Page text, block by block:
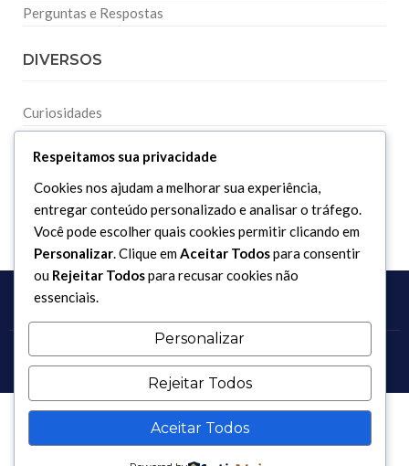
Perguntas e Respostas
DIVERSOS
Curiosidades
Downloads
Copyright 2017 - 2026 / Todos os direitos reservados.
Respeitamos sua privacidade
Cookies nos ajudam a melhorar sua experiência,
entregar conteúdo personalizado e analisar o tráfego.
Você pode escolher quais cookies permitir clicando em
Personalizar. Clique emAceitar Todospara consentir
ou Rejeitar Todospara recusar cookies não
essenciais.
Personalizar
Rejeitar Todos
Aceitar Todos